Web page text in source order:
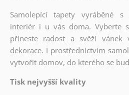
Samolepící tapety vyráběné
interiér i u vás doma. Vyberte
přineste radost a svěží vánek
dekorace. I prostřednictvím
vytvořit domov, do kterého se
Tisk nejvyšší kvality